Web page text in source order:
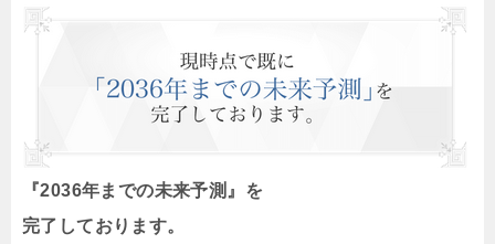
『2036年までの未来予測』を
完了しております。